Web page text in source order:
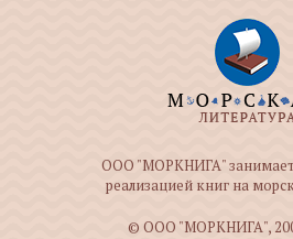
ООО "МОРКНИГА"
реализацией книг на
© ООО "МОРКНИГА",